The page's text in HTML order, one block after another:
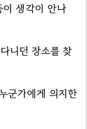
이 생각이 안나
니던 장소를 찾
군가에게 의지한